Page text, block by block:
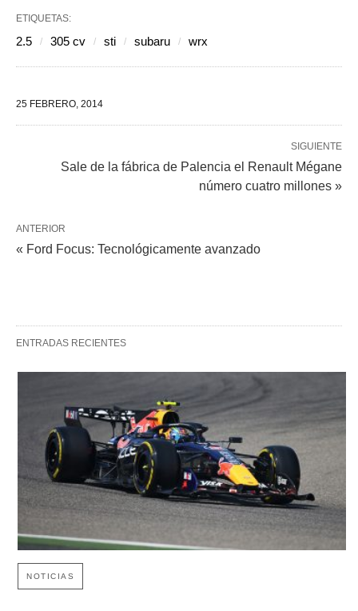
ETIQUETAS:
2.5 305 cv sti subaru wrx
25 FEBRERO, 2014
SIGUIENTE
Sale de la fábrica de Palencia el Renault Mégane
número cuatro millones »
ANTERIOR
« Ford Focus: Tecnológicamente avanzado
ENTRADAS RECIENTES
NOTICIAS